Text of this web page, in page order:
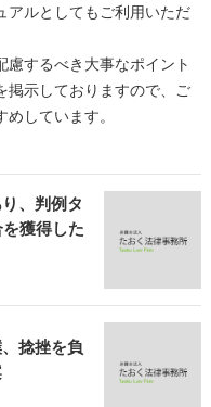
アルとしてもご利用いただ
するべき大事なポイント
掲示しておりますので、ご
しています。
、判例タ
獲得した
捻挫を負